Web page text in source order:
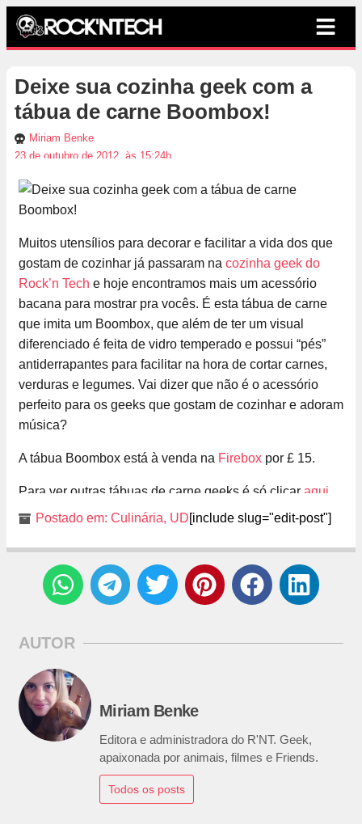
Deixe sua cozinha geek com a
tábua de carne Boombox!
Miriam Benke
23 de outubro de 2012, às 15:24h
Muitos utensílios para decorar e facilitar a vida dos que
gostam de cozinhar já passaram na cozinha geek do
Rock’n Tech e hoje encontramos mais um acessório
bacana para mostrar pra vocês. É esta tábua de carne
que imita um Boombox, que além de ter um visual
diferenciado é feita de vidro temperado e possui “pés”
antiderrapantes para facilitar na hora de cortar carnes,
verduras e legumes. Vai dizer que não é o acessório
perfeito para os geeks que gostam de cozinhar e adoram
música?
A tábua Boombox está à venda na Firebox por £ 15.
Para ver outras tábuas de carne geeks é só clicar aqui
Postado em: Culinária, UD[include slug="edit-post"]
AUTOR
Miriam Benke
Editora e administradora do R'NT. Geek,
apaixonada por animais, filmes e Friends.
Todos os posts